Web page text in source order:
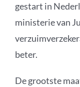
gestart in
ministerie van
beter.
De grootste